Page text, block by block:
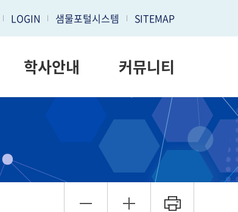
LOGIN 샘물포털시스템 SITEMAP
학사안내 커뮤니티